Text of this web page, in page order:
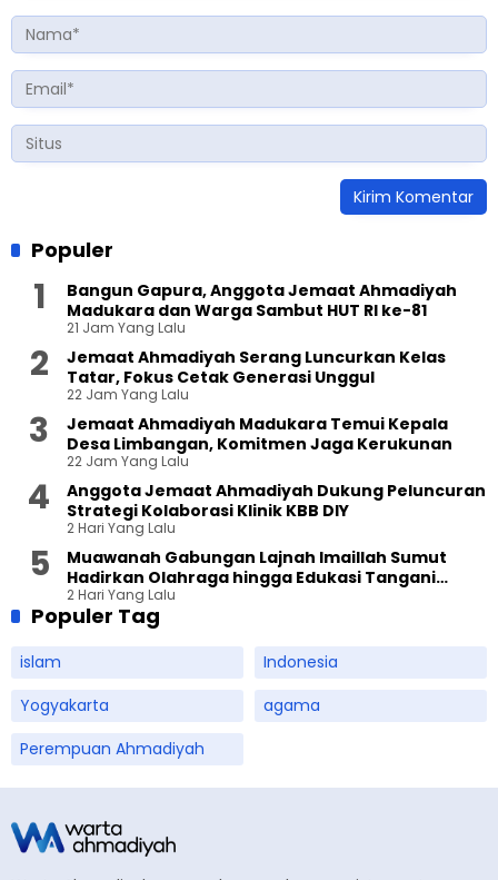
Populer
Bangun Gapura, Anggota Jemaat Ahmadiyah
Madukara dan Warga Sambut HUT RI ke-81
21 Jam Yang Lalu
Jemaat Ahmadiyah Serang Luncurkan Kelas
Tatar, Fokus Cetak Generasi Unggul
22 Jam Yang Lalu
Jemaat Ahmadiyah Madukara Temui Kepala
Desa Limbangan, Komitmen Jaga Kerukunan
22 Jam Yang Lalu
Anggota Jemaat Ahmadiyah Dukung Peluncuran
Strategi Kolaborasi Klinik KBB DIY
2 Hari Yang Lalu
Muawanah Gabungan Lajnah Imaillah Sumut
Hadirkan Olahraga hingga Edukasi Tangani
Sampah
2 Hari Yang Lalu
Populer Tag
islam
Indonesia
Yogyakarta
agama
Perempuan Ahmadiyah